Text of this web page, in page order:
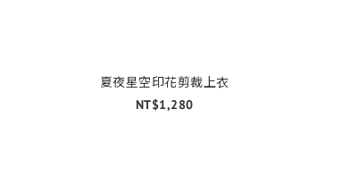
夏夜星空印花剪裁上衣
NT$1,280